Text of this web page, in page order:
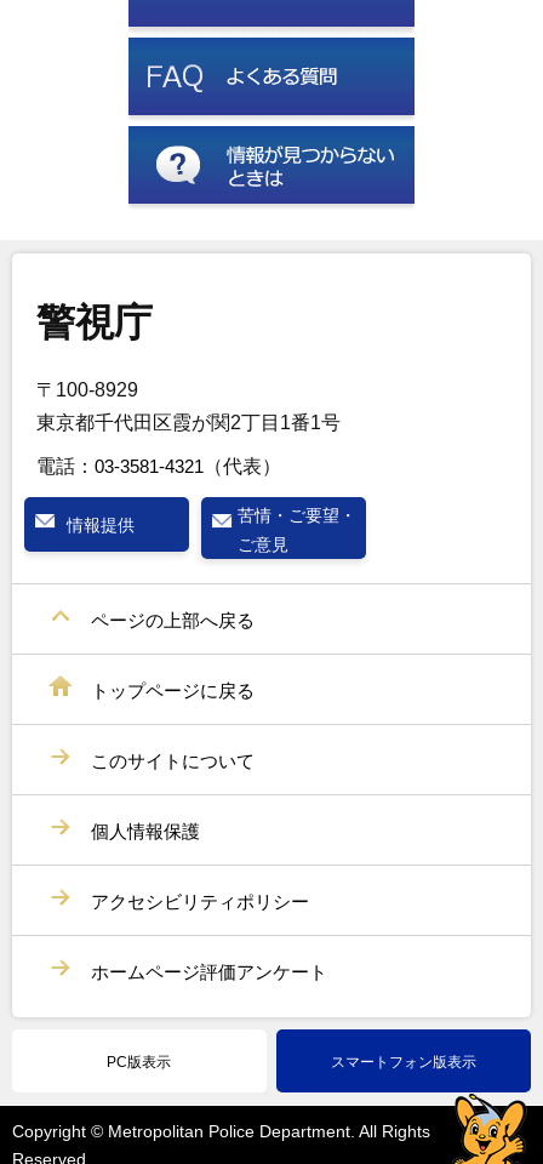
警視庁
〒100-8929
東京都千代田区霞が関2丁目1番1号
電話： 03-3581-4321 （代表）
情報提供
苦情・ご要望・
ご意見
ページの上部へ戻る
トップページに戻る
このサイトについて
個人情報保護
アクセシビリティポリシー
ホームページ評価アンケート
PC版表示 スマートフォン版表示
Copyright © Metropolitan Police Department. All Rights
Reserved.